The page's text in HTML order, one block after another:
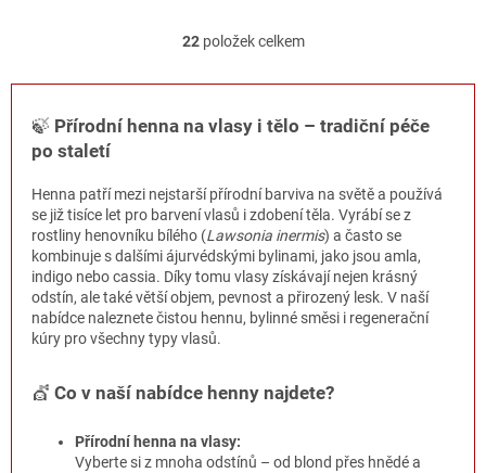
O
l
d
í
p
r
v
k
y
v
s
22položek celkem
🍃 Přírodní henna na vlasy i tělo – tradiční péče
po staletí
Henna patří mezi nejstarší přírodní barviva na světě a používá
se již tisíce let pro barvení vlasů i zdobení těla. Vyrábí se z
rostliny henovníku bílého (Lawsonia inermis) a často se
kombinuje s dalšími ájurvédskými bylinami, jako jsou amla,
indigo nebo cassia. Díky tomu vlasy získávají nejen krásný
odstín, ale také větší objem, pevnost a přirozený lesk. V naší
nabídce naleznete čistou hennu, bylinné směsi i regenerační
kúry pro všechny typy vlasů.
💇 Co v naší nabídce henny najdete?
Přírodní henna na vlasy:
Vyberte si z mnoha odstínů – od blond přes hnědé a